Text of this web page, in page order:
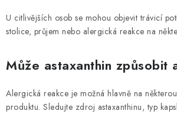
U citlivějších osob se mohou objevit trávicí
stolice, průjem nebo alergická reakce na
Může astaxanthin způsobit
Alergická reakce je možná hlavně na
produktu. Sledujte zdroj astaxanthinu, typ